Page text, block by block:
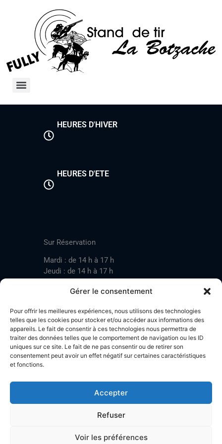
Gérer le consentement
Pour offrir les meilleures expériences, nous utilisons des technologies
telles que les cookies pour stocker et/ou accéder aux informations des
appareils. Le fait de consentir à ces technologies nous permettra de
traiter des données telles que le comportement de navigation ou les ID
uniques sur ce site. Le fait de ne pas consentir ou de retirer son
consentement peut avoir un effet négatif sur certaines caractéristiques
et fonctions.
Accepter
Refuser
Voir les préférences
HEURES D'HIVER
HEURES D'ETE
Sur Réservation
Mardi : de 14 h à 17 h
Jeudi : de 14 h à 17 h
Mardi : de 17 h à 20 h
Jeudi : de 17 h à 20 h
Samedi : de 14 h à 17 h
Stand de tir LA BOTZACHE
Près de Mazembroz
Tel: +41 (0)79 220 41 69
Plan d'accès